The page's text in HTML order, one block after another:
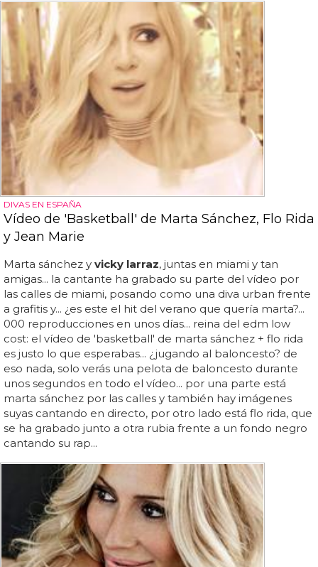
DIVAS EN ESPAÑA
Vídeo de 'Basketball' de Marta Sánchez, Flo Rida
y Jean Marie
Marta sánchez y vicky larraz, juntas en miami y tan
amigas... la cantante ha grabado su parte del vídeo por
las calles de miami, posando como una diva urban frente
a grafitis y... ¿es este el hit del verano que quería marta?...
000 reproducciones en unos días... reina del edm low
cost: el vídeo de 'basketball' de marta sánchez + flo rida
es justo lo que esperabas... ¿jugando al baloncesto? de
eso nada, solo verás una pelota de baloncesto durante
unos segundos en todo el vídeo... por una parte está
marta sánchez por las calles y también hay imágenes
suyas cantando en directo, por otro lado está flo rida, que
se ha grabado junto a otra rubia frente a un fondo negro
cantando su rap...